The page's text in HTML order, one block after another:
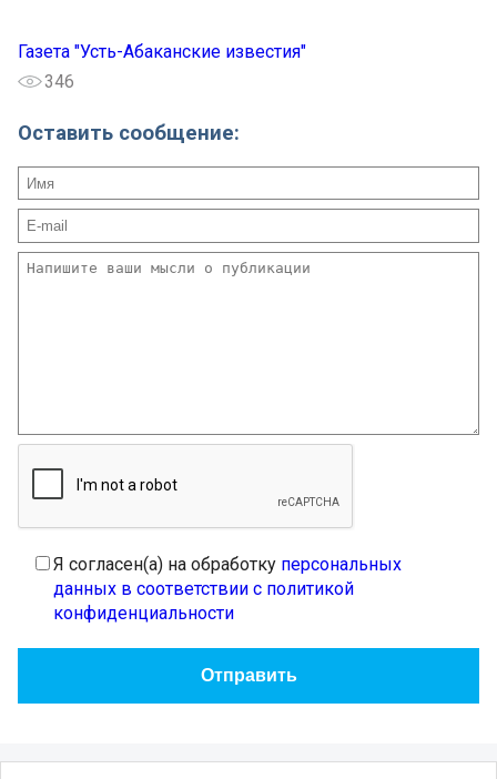
Газета "Усть-Абаканские известия"
346
Оставить сообщение:
Я согласен(а) на обработку персональных
данных в соответствии с политикой
конфиденциальности